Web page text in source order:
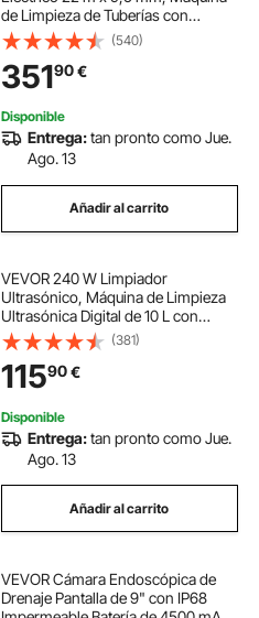
de Limpieza de Tuberías con
Alimentación Automática, Tambor
de Plástico, Limpiador de Tubos de
Drenaje para Tuberías de 5 - 10 cm
(540)
35190€
Disponible
Entrega:tan pronto como Jue.
Ago. 13
Añadir al carrito
VEVOR 240 W Limpiador
Ultrasónico, Máquina de Limpieza
Ultrasónica Digital de 10 L con
Modo Suave y Desgasificación
Mejorada, Calentador y
Temporizador para Joyas,
Herramientas, Retenedores
(381)
11590€
Disponible
Entrega:tan pronto como Jue.
Ago. 13
Añadir al carrito
VEVOR Cámara Endoscópica de
Drenaje Pantalla de 9" con IP68